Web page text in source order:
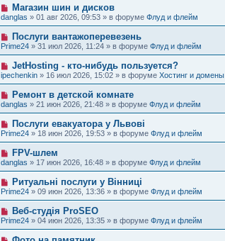
Н
о
в
о
е
с
о
о
б
щ
е
н
и
е
Магазин шин и дисков
danglas » 01 авг 2026, 09:53 » в форуме Флуд и флейм
Н
о
в
е
с
о
б
щ
е
н
и
е
Послуги вантажоперевезень
Prime24 » 31 июл 2026, 11:24 » в форуме Флуд и флейм
Н
о
в
о
е
с
о
б
щ
е
н
и
е
JetHosting - кто-нибудь пользуется?
ipechenkin » 16 июл 2026, 15:02 » в форуме Хостинг и домены
Н
о
в
о
е
с
о
б
щ
е
н
и
е
Ремонт в детской комнате
danglas » 21 июн 2026, 21:48 » в форуме Флуд и флейм
Н
о
в
о
е
с
о
б
щ
е
н
и
е
Послуги евакуатора у Львові
Prime24 » 18 июн 2026, 19:53 » в форуме Флуд и флейм
Н
о
в
о
е
с
о
б
щ
е
FPV-шлем
danglas » 17 июн 2026, 16:48 » в форуме Флуд и флейм
Н
о
в
о
е
с
о
о
Ритуальні послуги у Вінниці
Prime24 » 09 июн 2026, 13:36 » в форуме Флуд и флейм
Н
о
в
Веб-студія ProSEO
Prime24 » 04 июн 2026, 13:35 » в форуме Флуд и флейм
Н